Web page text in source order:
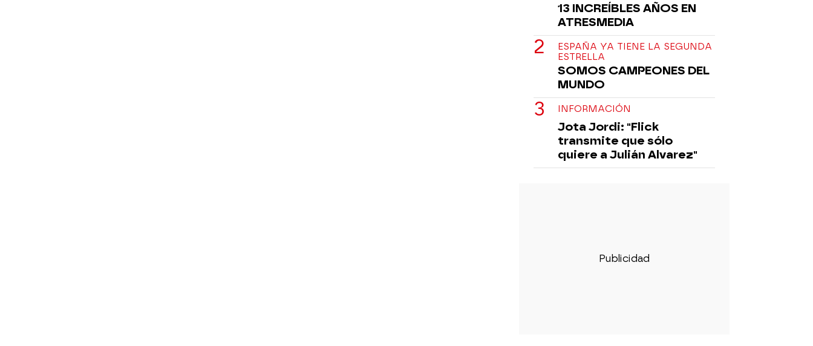
13 INCREÍBLES AÑOS EN
ATRESMEDIA
ESPAÑA YA TIENE LA SEGUNDA
ESTRELLA
SOMOS CAMPEONES DEL
MUNDO
INFORMACIÓN
Jota Jordi: "Flick
transmite que sólo
quiere a Julián Alvarez"